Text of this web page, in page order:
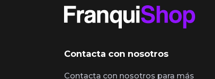
Contacta con nosotros
Contacta con nosotros para más